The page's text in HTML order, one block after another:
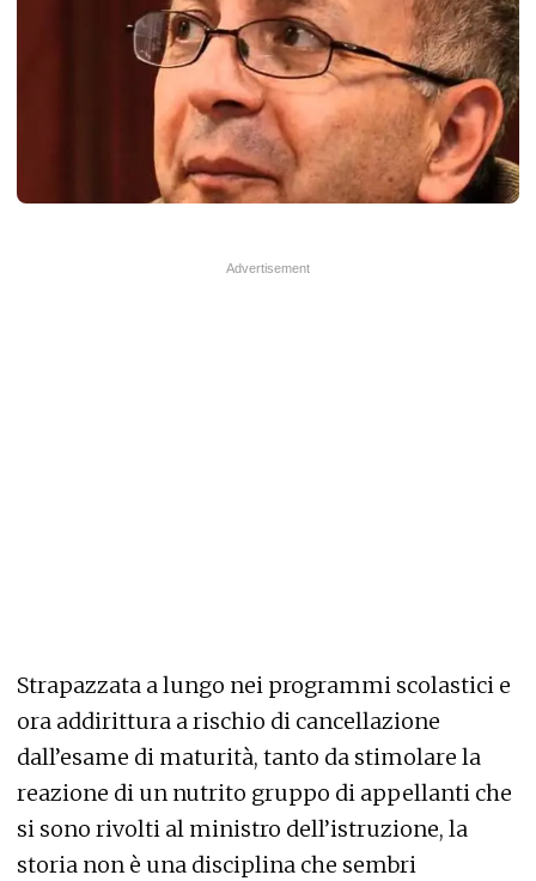
Strapazzata a lungo nei programmi scolastici e
ora addirittura a rischio di cancellazione
dall’esame di maturità, tanto da stimolare la
reazione di un nutrito gruppo di appellanti che
si sono rivolti al ministro dell’istruzione, la
storia non è una disciplina che sembri